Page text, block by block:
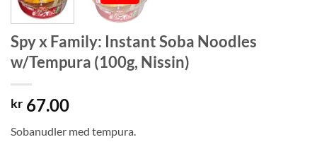
Spy x Family: Instant Soba Noodles
w/Tempura (100g, Nissin)
kr 67.00
Sobanudler med tempura.